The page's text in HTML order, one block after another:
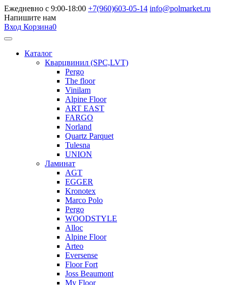
Ежедневно с 9:00-18:00 +7(960)603-05-14 info@polmarket.ru
Напишите нам
Вход Корзина0
Каталог
Кварцвинил (SPC,LVT)
Pergo
The floor
Vinilam
Alpine Floor
ART EAST
FARGO
Norland
Quartz Parquet
Tulesna
UNION
Ламинат
AGT
EGGER
Kronotex
Marco Polo
Pergo
WOODSTYLE
Alloc
Alpine Floor
Arteo
Eversense
Floor Fort
Joss Beaumont
My Floor